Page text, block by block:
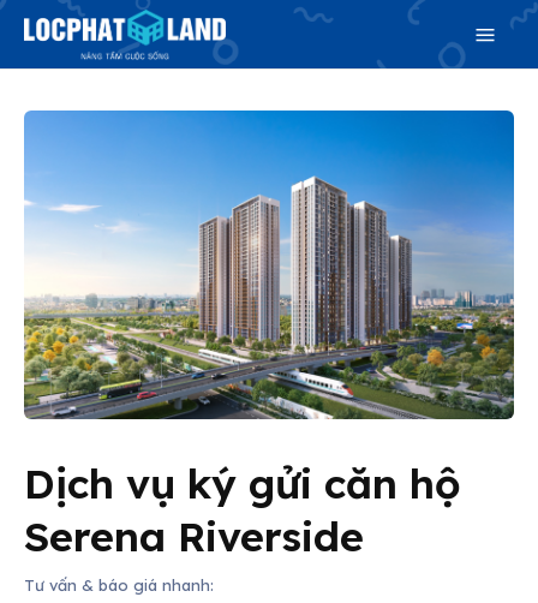
Search
Search
Phiên bản cập nhật V3
& tìm kiếm nhanh chóng hơn
Dự án
Dịch vụ ký gửi căn hộ
Serena Riverside
Tư vấn & báo giá nhanh: